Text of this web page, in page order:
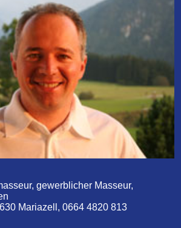
gewerblicher Masseur,
Mariazell, 0664 4820 813